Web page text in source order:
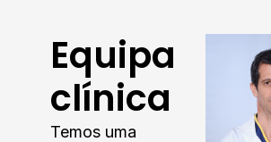
Equipa
clínica
Temos uma